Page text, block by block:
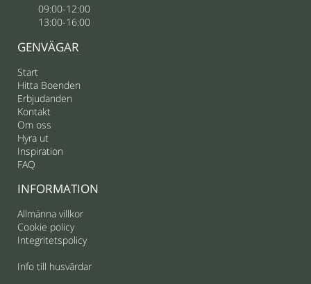
09:00-12:00
13:00-16:00
GENVÄGAR
Start
Hitta Boenden
Erbjudanden
Kontakt
Om oss
Hyra ut
Inspiration
FAQ
INFORMATION
Allmänna villkor
Cookie policy
Integritetspolicy
Info till husvärdar